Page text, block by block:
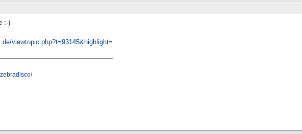
:-)
viewtopic.php?t=93145&highlight=
zebradisco/